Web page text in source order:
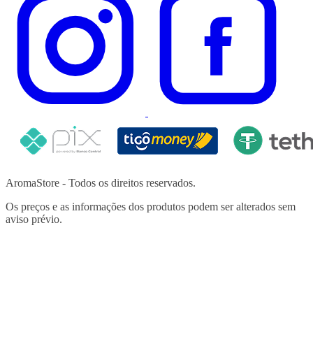
AromaStore - Todos os direitos reservados.
Os preços e as informações dos produtos podem ser alterados sem
aviso prévio.